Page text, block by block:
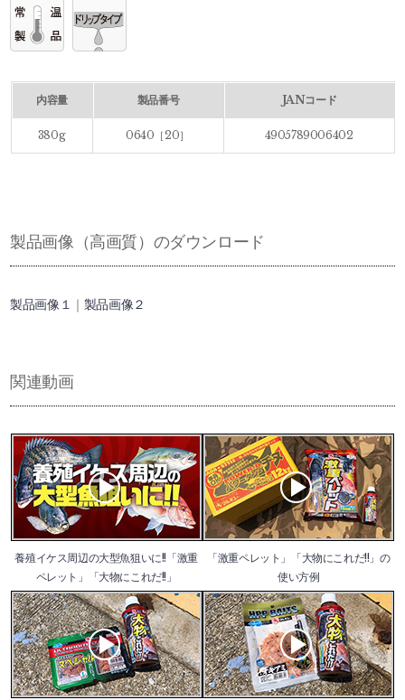
内容量 製品番号 JANコード
380g 0640［20］ 4905789006402
製品画像（高画質）のダウンロード
製品画像１ ｜ 製品画像２
関連動画
養殖イケス周辺の大型魚狙いに!!「激重
ペレット」「大物にこれだ!!」
「激重ペレット」「大物にこれだ!!」の
使い方例